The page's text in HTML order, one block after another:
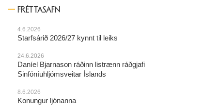
FRÉTTASAFN
4.6.2026
Starfsárið 2026/27 kynnt til leiks
24.6.2026
Daníel Bjarnason ráðinn listrænn ráðgjafi
Sinfóníuhljómsveitar Íslands
8.6.2026
Konungur ljónanna